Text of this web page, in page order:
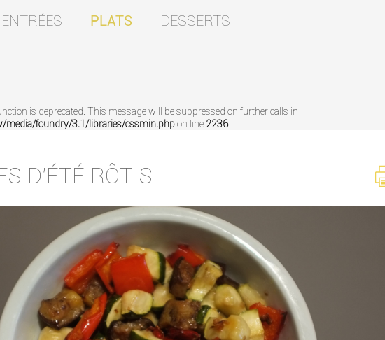
ENTRÉES PLATS DESSERTS
is deprecated. This message will be suppressed on further calls in
media/foundry/3.1/libraries/cssmin.phpon line 2236
D'ÉTÉ RÔTIS